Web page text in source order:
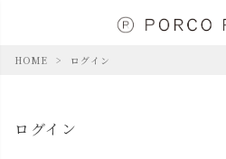
HOME ログイン
ログイン